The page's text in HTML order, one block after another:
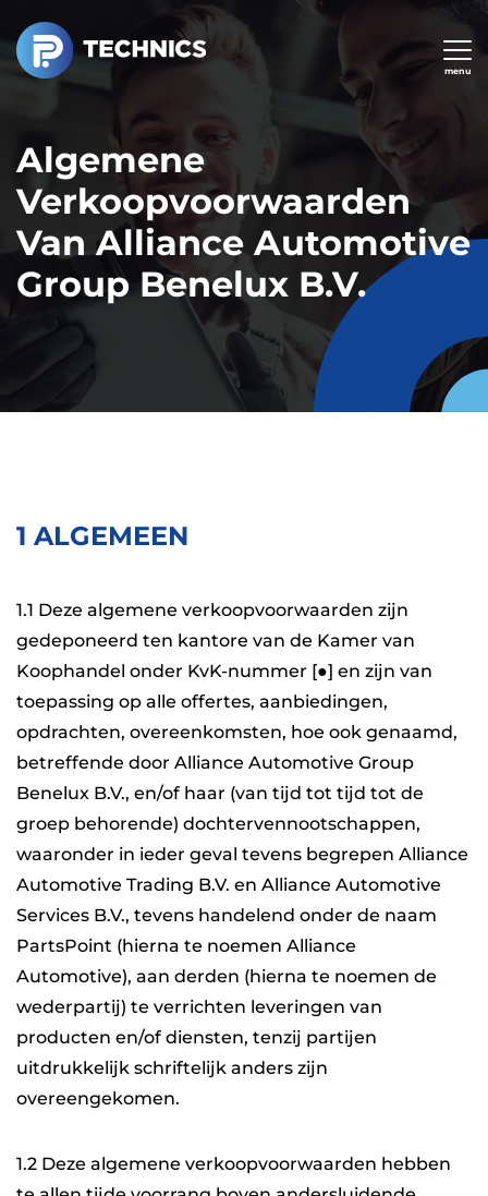
en
naar
gaan
menu
Algemene
Verkoopvoorwaarden
Van Alliance Automotive
Group Benelux B.V.
1 ALGEMEEN
1.1 Deze algemene verkoopvoorwaarden zijn
gedeponeerd ten kantore van de Kamer van
Koophandel onder KvK-nummer [●] en zijn van
toepassing op alle offertes, aanbiedingen,
opdrachten, overeenkomsten, hoe ook genaamd,
betreffende door Alliance Automotive Group
Benelux B.V., en/of haar (van tijd tot tijd tot de
groep behorende) dochtervennootschappen,
waaronder in ieder geval tevens begrepen Alliance
Automotive Trading B.V. en Alliance Automotive
Services B.V., tevens handelend onder de naam
PartsPoint (hierna te noemen Alliance
Automotive), aan derden (hierna te noemen de
wederpartij) te verrichten leveringen van
producten en/of diensten, tenzij partijen
uitdrukkelijk schriftelijk anders zijn
overeengekomen.
1.2 Deze algemene verkoopvoorwaarden hebben